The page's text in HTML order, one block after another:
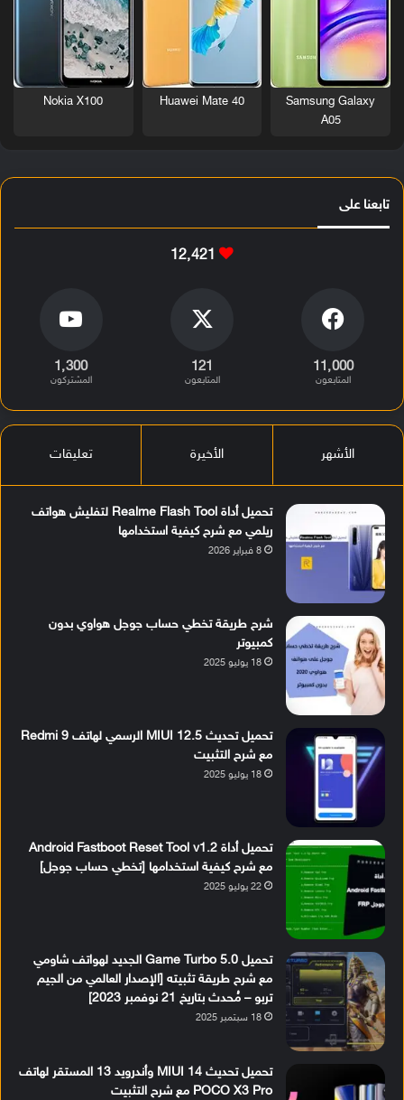
Samsung Galaxy
A05
Huawei Mate 40
Nokia X100
تابعنا على
12٬421
11٬000
المتابعون
121
المتابعون
1٬300
المشتركون
الأشهر الأخيرة تعليقات
تحميل أداة Realme Flash Tool لتفليش هواتف
ريلمي مع شرح كيفية استخدامها
8 فبراير 2026
شرح طريقة تخطي حساب جوجل هواوي بدون
كمبيوتر
18 يوليو 2025
تحميل تحديث MIUI 12.5 الرسمي لهاتف Redmi 9
مع شرح التثبيت
18 يوليو 2025
تحميل أداة Android Fastboot Reset Tool v1.2
مع شرح كيفية استخدامها [تخطي حساب جوجل]
22 يوليو 2025
تحميل Game Turbo 5.0 الجديد لهواتف شاومي
مع شرح طريقة تثبيته [الإصدار العالمي من الجيم
تربو – مُحدث بتاريخ 21 نوفمبر 2023]
18 سبتمبر 2025
تحميل تحديث MIUI 14 وأندرويد 13 المستقر لهاتف
POCO X3 Pro مع شرح التثبيت